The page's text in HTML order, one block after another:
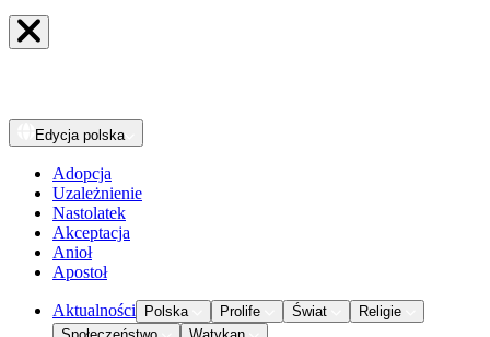
Edycja polska
Adopcja
Uzależnienie
Nastolatek
Akceptacja
Anioł
Apostoł
Aktualności Polska Prolife Świat
Religie